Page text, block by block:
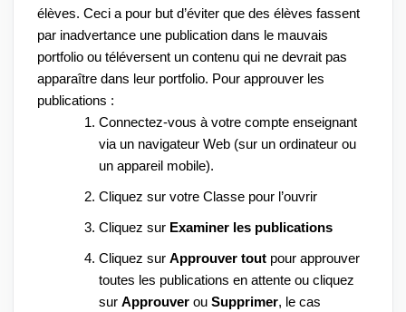
élèves. Ceci a pour but d’éviter que des élèves fassent
par inadvertance une publication dans le mauvais
portfolio ou téléversent un contenu qui ne devrait pas
apparaître dans leur portfolio. Pour approuver les
publications :
Connectez-vous à votre compte enseignant
via un navigateur Web (sur un ordinateur ou
un appareil mobile).
Cliquez sur votre Classe pour l’ouvrir
Cliquez sur Examiner les publications
Cliquez sur Approuver tout pour approuver
toutes les publications en attente ou cliquez
sur Approuver ou Supprimer, le cas